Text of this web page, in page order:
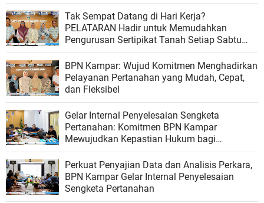
Tak Sempat Datang di Hari Kerja?
PELATARAN Hadir untuk Memudahkan
Pengurusan Sertipikat Tanah Setiap Sabtu
dan Minggu
BPN Kampar: Wujud Komitmen Menghadirkan
Pelayanan Pertanahan yang Mudah, Cepat,
dan Fleksibel
Gelar Internal Penyelesaian Sengketa
Pertanahan: Komitmen BPN Kampar
Mewujudkan Kepastian Hukum bagi
Masyarakat
Perkuat Penyajian Data dan Analisis Perkara,
BPN Kampar Gelar Internal Penyelesaian
Sengketa Pertanahan